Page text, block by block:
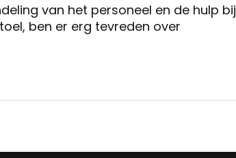
van het personeel en de hulp bij
ben er erg tevreden over